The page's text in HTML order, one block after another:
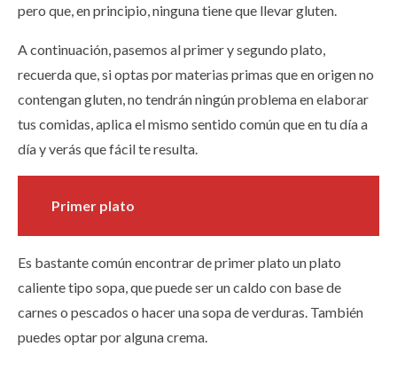
pero que, en principio, ninguna tiene que llevar gluten.
A continuación, pasemos al primer y segundo plato,
recuerda que, si optas por materias primas que en origen no
contengan gluten, no tendrán ningún problema en elaborar
tus comidas, aplica el mismo sentido común que en tu día a
día y verás que fácil te resulta.
Primer plato
Es bastante común encontrar de primer plato un plato
caliente tipo sopa, que puede ser un caldo con base de
carnes o pescados o hacer una sopa de verduras. También
puedes optar por alguna crema.